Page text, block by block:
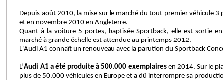
Depuis août 2010, la mise sur le marché du tout premier véhicule 3
et en novembre 2010 en Angleterre.
Quant à la voiture 5 portes, baptisée Sportback, elle est sortie
marché à grande échelle est attendue au printemps 2012.
L'Audi A1 connaît un renouveau avec la parution du Sportback
L’Audi A1 a été produite à 500.000 exemplairesen 2014. Sur le
plus de 50.000 véhicules en Europe et a dû interrompre sa